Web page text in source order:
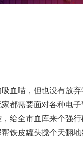
血喵，但也没有放
都需要面对各种电
给全市血库来个强
铁皮罐头搅个天翻地